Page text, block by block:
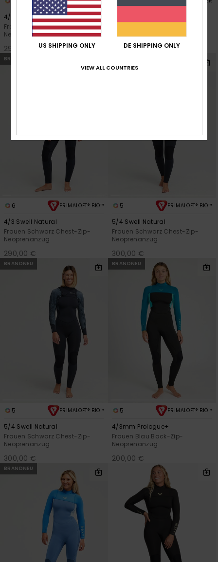
4/3 Swell Natural
Frauen Schwarz Chest-Zip-
Neoprenanzug
290,00 € 150,00 €
BRANDNEU
6 PRIMALOFT® BIO™
4/3 Swell Natural
Frauen Schwarz Chest-Zip-
Neoprenanzug
290,00 €
5 PRIMALOFT® BIO™
5/4 Swell Natural
Frauen Schwarz Chest-Zip-
Neoprenanzug
300,00 €
BRANDNEU
5 PRIMALOFT® BIO™
5/4 Swell Natural
Frauen Schwarz Chest-Zip-
Neoprenanzug
300,00 €
BRANDNEU
5 PRIMALOFT® BIO™
4/3mm Prologue+
Frauen Blau Back-Zip-
Neoprenanzug
200,00 €
BRANDNEU
US SHIPPING ONLY DE SHIPPING ONLY
VIEW ALL COUNTRIES